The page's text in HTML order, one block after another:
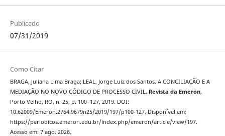
Publicado
07/31/2019
Como Citar
BRAGA, Juliana Lima Braga; LEAL, Jorge Luiz dos Santos. A CONCILIAÇÃO E A
MEDIAÇÃO NO NOVO CÓDIGO DE PROCESSO CIVIL. Revista da Emeron,
Porto Velho, RO, n. 25, p. 100–127, 2019. DOI:
10.62009/Emeron.2764.9679n25/2019/197/p100-127. Disponível em:
https://periodicos.emeron.edu.br/index.php/emeron/article/view/197.
Acesso em: 7 ago. 2026.